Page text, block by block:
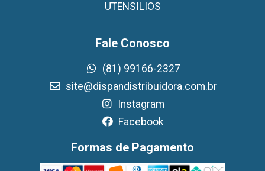
UTENSILIOS
Fale Conosco
(81) 99166-2327
site@dispandistribuidora.com.br
Instagram
Facebook
Formas de Pagamento